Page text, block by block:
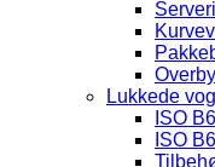
Lukkede
ISO
ISO